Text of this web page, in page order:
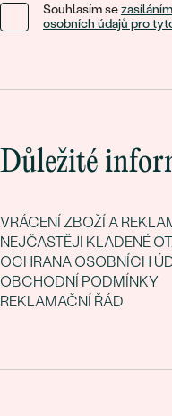
Souhlasím se
osobních údajů pro
Důležité
VRÁCENÍ ZBOŽÍ A
NEJČASTĚJI KLADENÉ
OCHRANA OSOBNÍCH
OBCHODNÍ PODMÍNKY
REKLAMAČNÍ ŘÁD